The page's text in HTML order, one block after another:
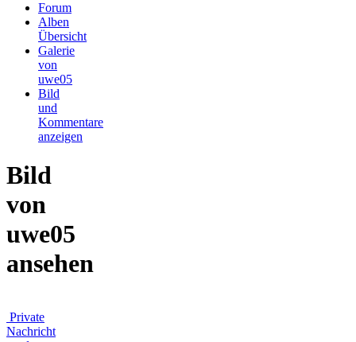
Forum
Alben
Übersicht
Galerie
von
uwe05
Bild
und
Kommentare
anzeigen
Bild
von
uwe05
ansehen
Private
Nachricht